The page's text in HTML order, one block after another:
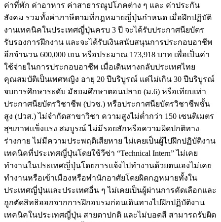
ค่าที่พัก ค่าอาหาร ค่าสาธารณูปโภคต่าง ๆ และ ค่าประกัน
สังคม รวมทั้งค่าภาษีตามที่กฎหมายญี่ปุ่นกำหนด เมื่อฝึกปฏิบัติ
งานเทคนิคในประเทศญี่ปุ่นครบ 3 ปี จะได้รับประกาศนียบัตร
รับรองการฝึกงาน และจะได้รับเงินสนับสนุนการประกอบอาชีพ
อีกจำนวน 600,000 เยน หรือประมาณ 173,918 บาท เพื่อเป็นค่า
ใช้จ่ายในการประกอบอาชีพ เมื่อเดินทางกลับประเทศไทย
คุณสมบัติเป็นเพศหญิง อายุ 20 ปีบริบูรณ์ แต่ไม่เกิน 30 ปีบริบูรณ์
จบการศึกษาระดับ มัธยมศึกษาตอนปลาย (ม.6) หรือเทียบเท่า
ประกาศนียบัตรวิชาชีพ (ปวช.) หรือประกาศนียบัตรวิชาชีพชั้น
สูง (ปวส.) ไม่จำกัดสาขาวิชา ความสูงไม่ต่ำกว่า 150 เซนติเมตร
สุขภาพแข็งแรง สมบูรณ์ ไม่มีรอยสักหรือความผิดปกติทาง
ร่างกาย ไม่มีความประพฤติเสียหาย ไม่เคยเป็นผู้ไปฝึกปฏิบัติงาน
เทคนิคที่ประเทศญี่ปุ่นโดยใช้วีซ่า “Technical Intern” ไม่เคย
ทำงานในประเทศญี่ปุ่นโดยการแจ้งไปทำงานด้วยตนเองไม่เคย
ทำงานหรือเข้าเมืองหรือพำนักอาศัยโดยผิดกฎหมายทั้งใน
ประเทศญี่ปุ่นและประเทศอื่น ๆ ไม่เคยเป็นผู้ผ่านการคัดเลือกและ
ถูกตัดสิทธิออกจากการฝึกอบรมก่อนเดินทางไปฝึกปฏิบัติงาน
เทคนิคในประเทศญี่ปุ่น สายตาปกติ และไม่บอดสี สามารถรับผิด